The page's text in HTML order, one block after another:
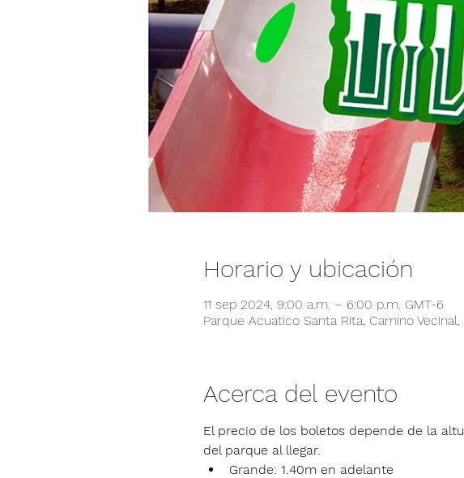
Horario y ubicación
11 sep 2024, 9:00 a.m. – 6:00 p.m. GMT-6
Parque Acuatico Santa Rita, Camino
Acerca del evento
El precio de los boletos depende de la
del parque al llegar.
Grande: 1.40m en adelante